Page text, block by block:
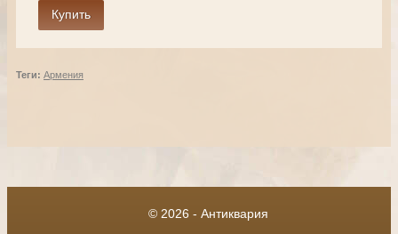
Теги: Армения
© 2026 - Антиквария